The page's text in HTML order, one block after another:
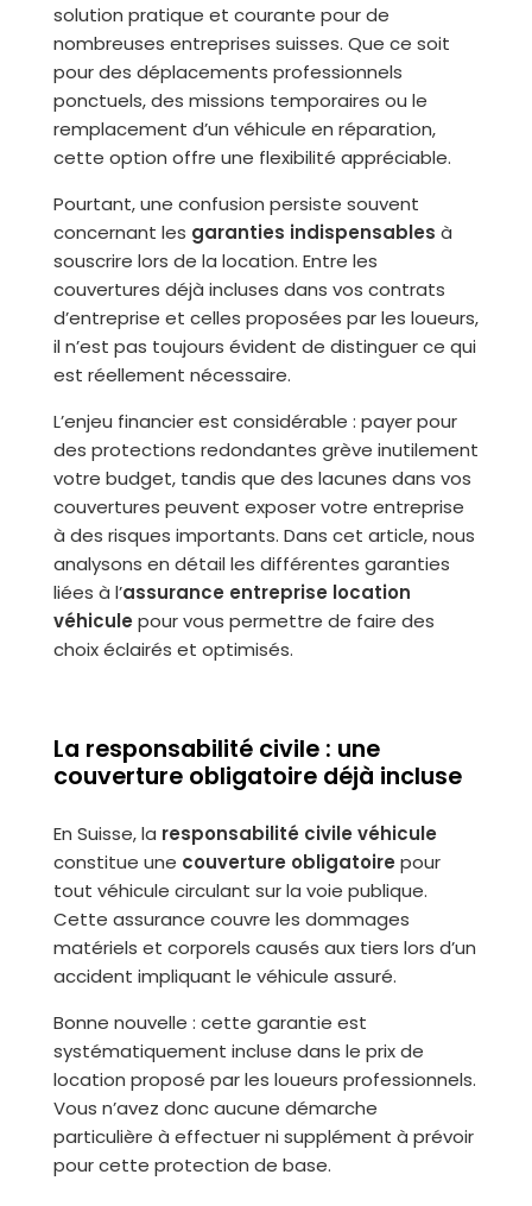
solution pratique et courante pour de
nombreuses entreprises suisses. Que ce soit
pour des déplacements professionnels
ponctuels, des missions temporaires ou le
remplacement d’un véhicule en réparation,
cette option offre une flexibilité appréciable.
Pourtant, une confusion persiste souvent
concernant les garanties indispensables à
souscrire lors de la location. Entre les
couvertures déjà incluses dans vos contrats
d’entreprise et celles proposées par les loueurs,
il n’est pas toujours évident de distinguer ce qui
est réellement nécessaire.
L’enjeu financier est considérable : payer pour
des protections redondantes grève inutilement
votre budget, tandis que des lacunes dans vos
couvertures peuvent exposer votre entreprise
à des risques importants. Dans cet article, nous
analysons en détail les différentes garanties
liées à l’assurance entreprise location
véhicule pour vous permettre de faire des
choix éclairés et optimisés.
La responsabilité civile : une
couverture obligatoire déjà incluse
En Suisse, la responsabilité civile véhicule
constitue une couverture obligatoire pour
tout véhicule circulant sur la voie publique.
Cette assurance couvre les dommages
matériels et corporels causés aux tiers lors d’un
accident impliquant le véhicule assuré.
Bonne nouvelle : cette garantie est
systématiquement incluse dans le prix de
location proposé par les loueurs professionnels.
Vous n’avez donc aucune démarche
particulière à effectuer ni supplément à prévoir
pour cette protection de base.